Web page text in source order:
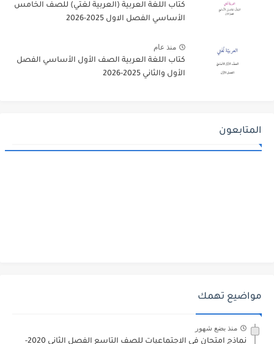
كتاب اللغة العربية (العربية لغتي) للصف الخامس
الأساسي الفصل الاول 2025-2026
منذ عام
كتاب اللغة العربية الصف الأول الأساسي الفصل
الأول والثاني 2025-2026
المتابعون
مواضيع تهمك
منذ بضع شهور
نماذج امتحان في الاجتماعيات للصف التاسع الفصل الثاني 2020-